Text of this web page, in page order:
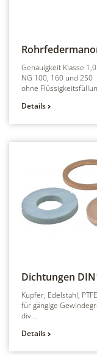
Genauigkeit Klasse 1,0
NG 100, 160 und 250
ohne
Details
Dichtungen
Kupfer, Edelstahl,
für gängige
div...
Details